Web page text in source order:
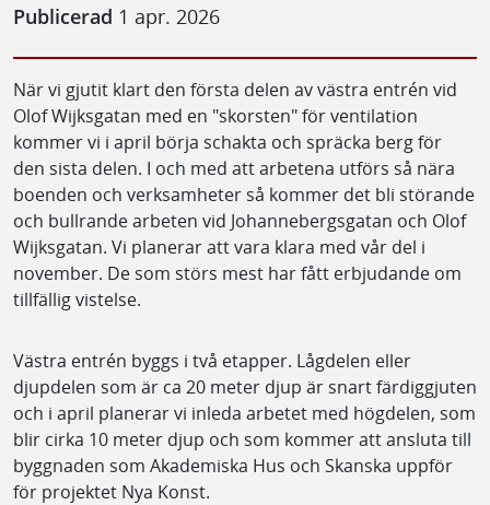
Publicerad 1 apr. 2026
När vi gjutit klart den första delen av västra entrén vid
Olof Wijksgatan med en "skorsten" för ventilation
kommer vi i april börja schakta och spräcka berg för
den sista delen. I och med att arbetena utförs så nära
boenden och verksamheter så kommer det bli störande
och bullrande arbeten vid Johannebergsgatan och Olof
Wijksgatan. Vi planerar att vara klara med vår del i
november. De som störs mest har fått erbjudande om
tillfällig vistelse.
Västra entrén byggs i två etapper. Lågdelen eller
djupdelen som är ca 20 meter djup är snart färdiggjuten
och i april planerar vi inleda arbetet med högdelen, som
blir cirka 10 meter djup och som kommer att ansluta till
byggnaden som Akademiska Hus och Skanska uppför
för projektet Nya Konst.